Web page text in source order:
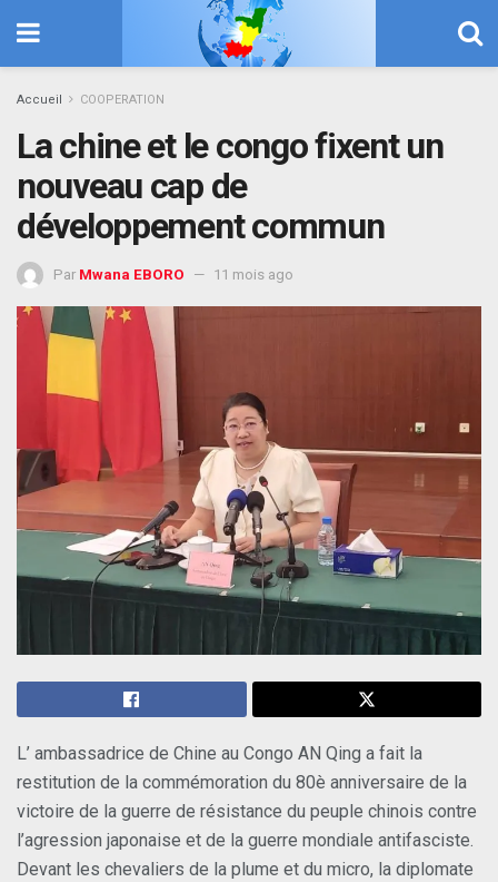
Accueil COOPERATION
La chine et le congo fixent un
nouveau cap de
développement commun
Par Mwana EBORO 11 mois ago
L’ ambassadrice de Chine au Congo AN Qing a fait la
restitution de la commémoration du 80è anniversaire de la
victoire de la guerre de résistance du peuple chinois contre
l’agression japonaise et de la guerre mondiale antifasciste.
Devant les chevaliers de la plume et du micro, la diplomate